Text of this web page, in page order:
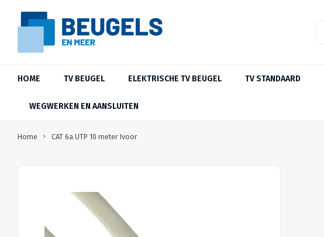
HOME TV BEUGEL ELEKTRISCHE TV BEUGEL TV STANDAARD
WEGWERKEN EN AANSLUITEN
Home CAT 6a UTP 10 meter Ivoor